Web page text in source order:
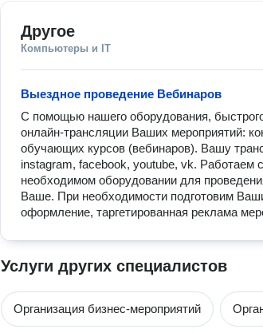
Другое
Компьютеры и IT
Выездное проведение Вебинаров
С помощью нашего оборудования,
онлайн-трансляции Ваших мероприятий:
обучающих курсов (вебинаров). Вашу
instagram, facebook, youtube, vk. Работаем
необходимом оборудовании для
Ваше. При необходимости подготовим
оформление, таргетированная реклама
Услуги других специалистов
Организация бизнес-мероприятий